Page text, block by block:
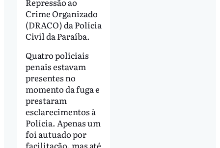
Crime Organizado
(DRACO) da Polícia
Civil da Paraíba.
Quatro policiais
penais estavam
presentes no
momento da fuga e
prestaram
esclarecimentos à
Polícia. Apenas um
foi autuado por
facilitação, mas até